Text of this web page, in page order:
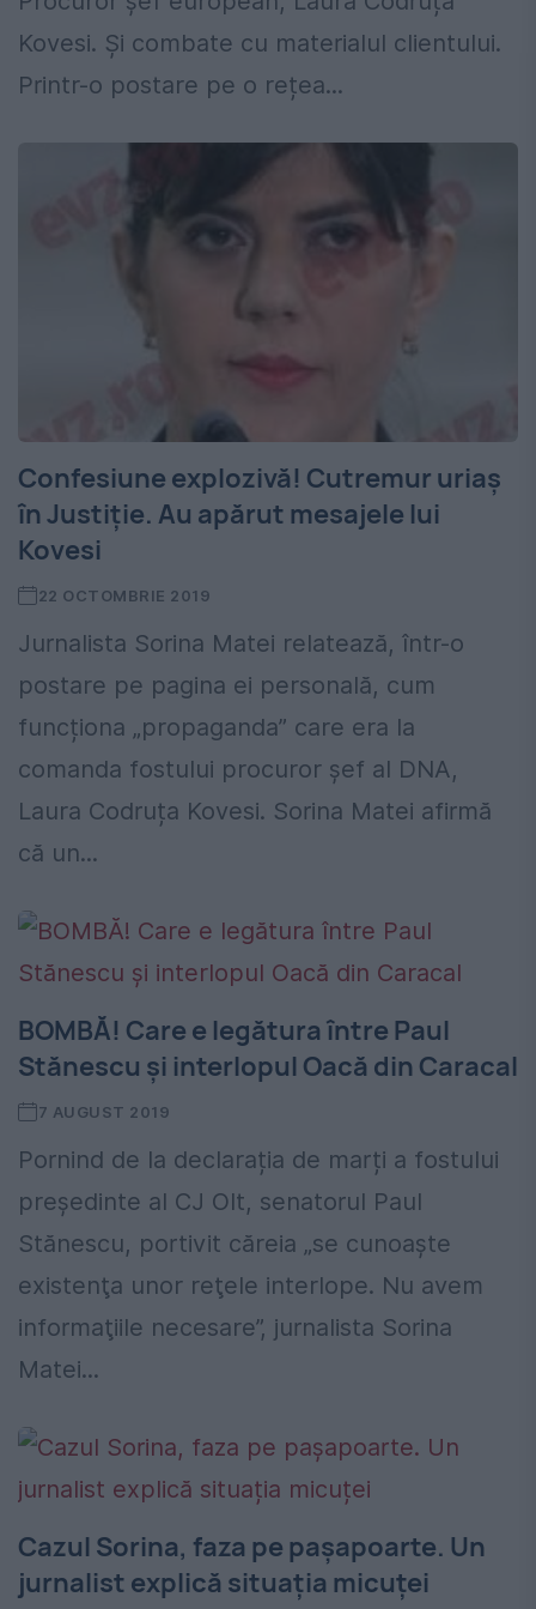
Kovesi. Și combate cu materialul clientului.
Printr-o postare pe o rețea...
Confesiune explozivă! Cutremur uriaș
în Justiție. Au apărut mesajele lui
Kovesi
22 OCTOMBRIE 2019
Jurnalista Sorina Matei relatează, într-o
postare pe pagina ei personală, cum
funcționa „propaganda” care era la
comanda fostului procuror șef al DNA,
Laura Codruța Kovesi. Sorina Matei afirmă
că un...
BOMBĂ! Care e legătura între Paul
Stănescu și interlopul Oacă din Caracal
7 AUGUST 2019
Pornind de la declarația de marți a fostului
președinte al CJ Olt, senatorul Paul
Stănescu, portivit căreia „se cunoaşte
existenţa unor reţele interlope. Nu avem
informaţiile necesare”, jurnalista Sorina
Matei...
Cazul Sorina, faza pe pașapoarte. Un
jurnalist explică situația micuței